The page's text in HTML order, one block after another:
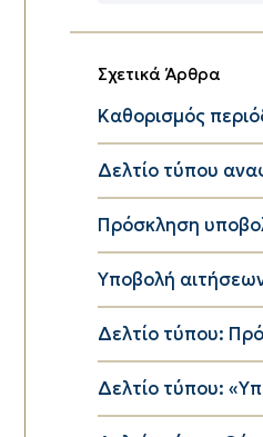
Σχετικά Άρθρα
Καθορισμός
Δελτίο τύπου
Πρόσκληση
Υποβολή
Δελτίο τύπου:
Δελτίο τύπου: